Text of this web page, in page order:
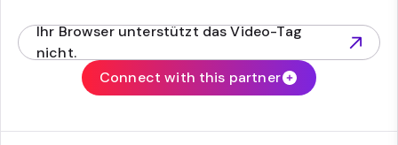
Ihr Browser unterstützt das Video-Tag
nicht.
(opens in new tab)
Connect with this partner